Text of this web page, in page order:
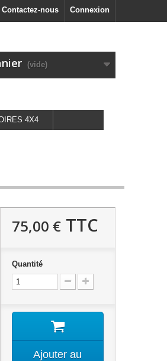
Connexion
Contactez-nous
(vide)
4X4
75,00 €TTC
Quantité
Ajouter au